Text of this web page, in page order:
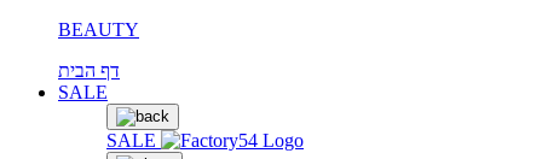
BEAUTY
דף הבית
SALE
SALE